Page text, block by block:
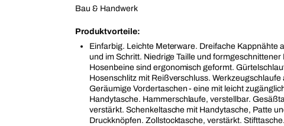
Bau & Handwerk
Produktvorteile:
Einfarbig. Leichte Meterware. Dreifache Kappnähte
und im Schritt. Niedrige Taille und formgeschnittener
Hosenbeine sind ergonomisch geformt.
Hosenschlitz mit Reißverschluss. Werkzeugschlaufe
Geräumige Vordertaschen - eine mit leicht
Handytasche. Hammerschlaufe, verstellbar.
verstärkt. Schenkeltasche mit Handytasche, Patte
Druckknöpfen. Zollstocktasche, verstärkt.